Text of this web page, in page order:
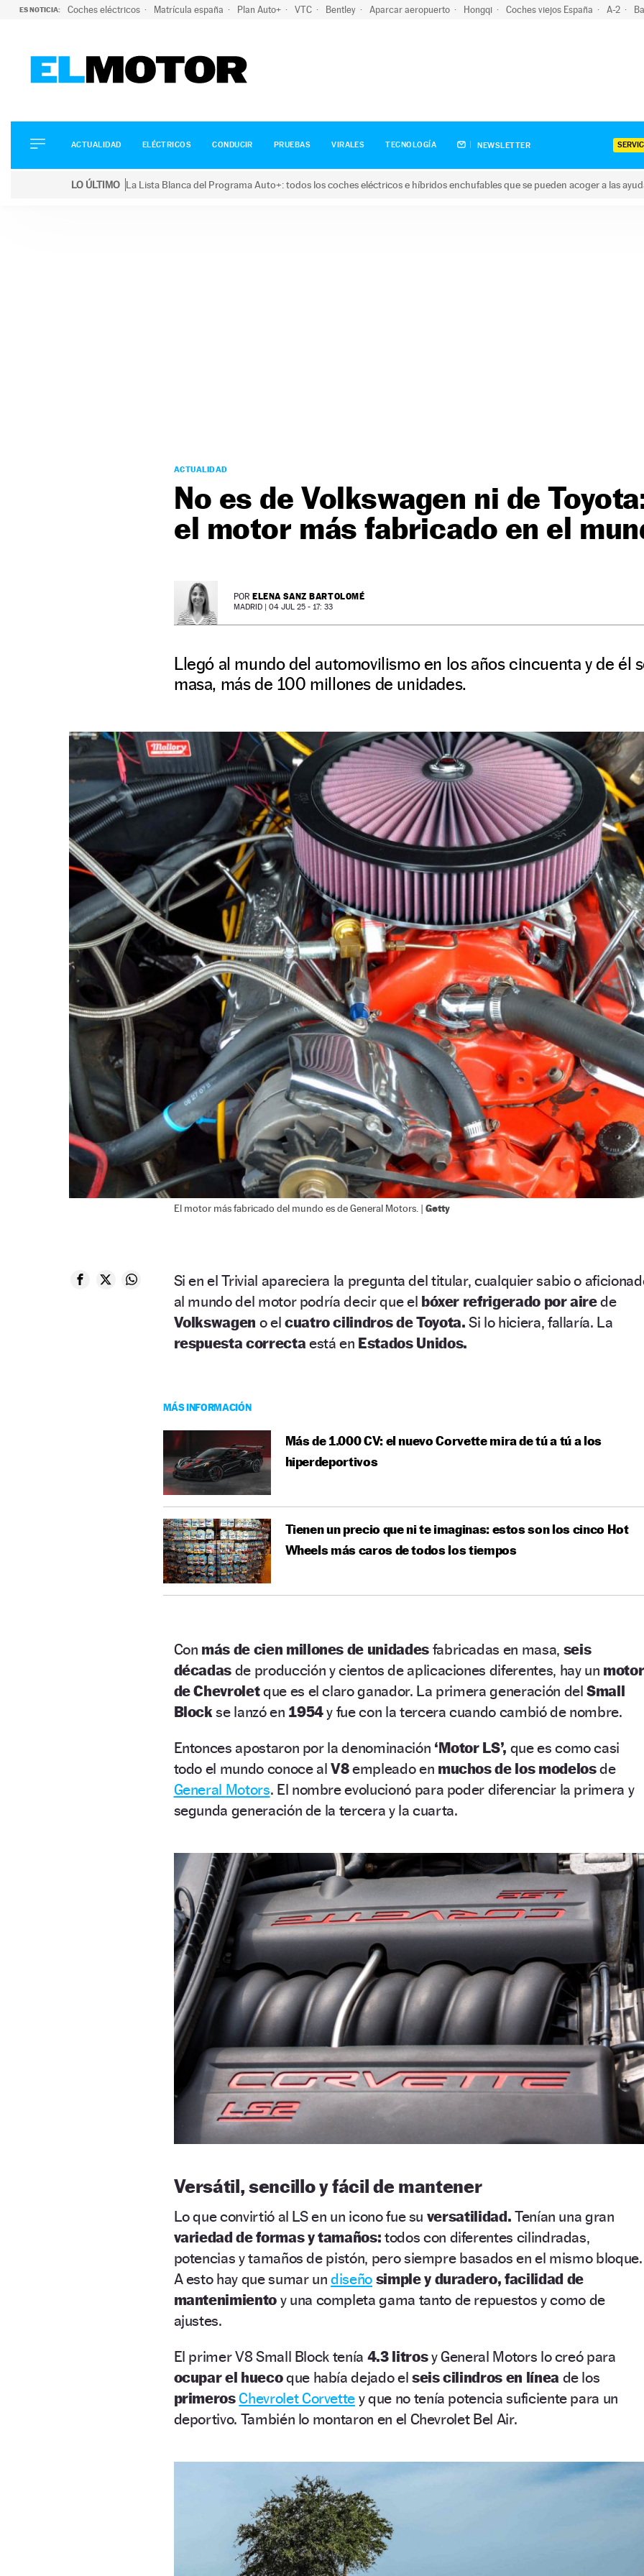
ES NOTICIA: Coches eléctricos Matrícula españa Plan Auto+ VTC Bentley Aparcar aeropuerto Hongqi Coches viejos España A-2
ELÉCTRICOS
CONDUCIR
ACTUALIDAD ELÉCTRICOS CONDUCIR PRUEBAS VIRALES TECNOLOGÍA NEWSLETTER
LO ÚLTIMO La Lista Blanca del Programa Auto+: todos los coches eléctricos e híbridos enchufables que se pueden acoger a las
ACTUALIDAD
No es de Volkswagen ni de
el motor más fabricado en el
POR ELENA SANZ BARTOLOMÉ
MADRID | 04 JUL 25 - 17: 33
Llegó al mundo del automovilismo en los años cincuenta y de él
masa, más de 100 millones de unidades.
El motor más fabricado del mundo es de General Motors. | Getty
Si en el Trivial apareciera la pregunta del titular, cualquier sabio o
al mundo del motor podría decir que el bóxer refrigerado por airede
Volkswagen o el cuatro cilindros de Toyota.Si lo hiciera, fallaría. La
respuesta correcta está en Estados Unidos.
MÁS INFORMACIÓN
Más de 1.000 CV: el nuevo Corvette mira de tú a tú a los
hiperdeportivos
Tienen un precio que ni te imaginas: estos son los cinco Hot
Wheels más caros de todos los tiempos
Con más de cien millones de unidadesfabricadas en masa, seis
décadas de producción y cientos de aplicaciones diferentes, hay un motor
de Chevroletque es el claro ganador. La primera generación delSmall
Blockse lanzó en 1954y fue con la tercera cuando cambió de nombre.
Entonces apostaron por la denominación ‘Motor LS’, que es como casi
todo el mundo conoce alV8empleado en muchos de los modelosde
General Motors. El nombre evolucionó para poder diferenciar la primera y
segunda generación de la tercera y la cuarta.
Versátil, sencillo y fácil de mantener
Lo que convirtió al LS en un icono fue su versatilidad. Tenían una gran
variedad de formas y tamaños: todos con diferentes cilindradas,
potencias y tamaños de pistón, pero siempre basados en el mismo bloque.
A esto hay que sumar undiseño simple y duradero, facilidad de
mantenimiento y una completa gama tanto de repuestos y como de
ajustes.
El primer V8 Small Block tenía 4.3 litrosy General Motors lo creó para
ocupar el huecoque había dejado el seis cilindros en línea de los
primerosChevrolet Corvette y que no tenía potencia suficiente para un
deportivo. También lo montaron en el Chevrolet Bel Air.